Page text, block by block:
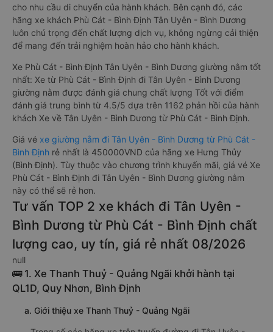
cho nhu cầu di chuyển của hành khách. Bên cạnh đó, các
hãng xe khách Phù Cát - Bình Định Tân Uyên - Bình Dương
luôn chú trọng đến chất lượng dịch vụ, không ngừng cải thiện
để mang đến trải nghiệm hoàn hảo cho hành khách.
Xe Phù Cát - Bình Định Tân Uyên - Bình Dương giường nằm tốt
nhất: Xe từ Phù Cát - Bình Định đi Tân Uyên - Bình Dương
giường nằm được đánh giá chung chất lượng Tốt với điểm
đánh giá trung bình từ 4.5/5 dựa trên 1162 phản hồi của hành
khách Xe về Tân Uyên - Bình Dương từ Phù Cát - Bình Định.
Giá vé xe giường nằm đi Tân Uyên - Bình Dương từ Phù Cát -
Bình Định rẻ nhất là 450000VND của hãng xe Hưng Thủy
(Bình Định). Tùy thuộc vào chương trình khuyến mãi, giá vé Xe
Phù Cát - Bình Định đi Tân Uyên - Bình Dương giường nằm
này có thể sẽ rẻ hơn.
Tư vấn TOP 2 xe khách đi Tân Uyên -
Bình Dương từ Phù Cát - Bình Định chất
lượng cao, uy tín, giá rẻ nhất 08/2026
null
🚌 1. Xe Thanh Thuỷ - Quảng Ngãi khởi hành tại
QL1D, Quy Nhơn, Bình Định
a. Giới thiệu xe Thanh Thuỷ - Quảng Ngãi